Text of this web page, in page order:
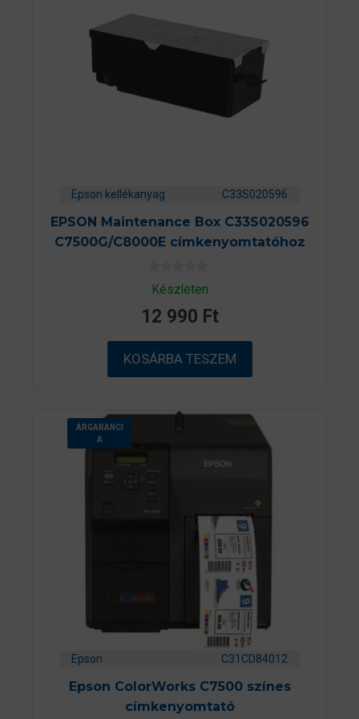
Epson kellékanyag C33S020596
EPSON Maintenance Box C33S020596
C7500G/C8000E címkenyomtatóhoz
0
a
5
b
ő
l
Készleten
12 990 Ft
KOSÁRBA TESZEM
ÁRGARANCI
A
Epson C31CD84012
Epson ColorWorks C7500 színes
címkenyomtató